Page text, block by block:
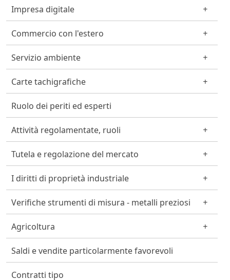
Impresa digitale
Commercio con l'estero
Servizio ambiente
Carte tachigrafiche
Ruolo dei periti ed esperti
Attività regolamentate, ruoli
Tutela e regolazione del mercato
I diritti di proprietà industriale
Verifiche strumenti di misura - metalli preziosi
Agricoltura
Saldi e vendite particolarmente favorevoli
Contratti tipo